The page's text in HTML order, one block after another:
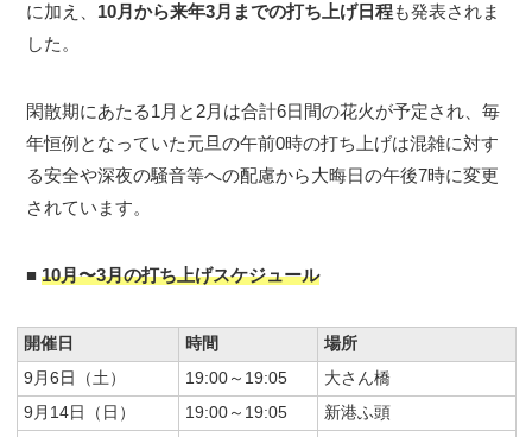
に加え、 10月から来年3月までの打ち上げ日程も発表されま
した。
閑散期にあたる1月と2月は合計6日間の花火が予定され、毎
年恒例となっていた元旦の午前0時の打ち上げは混雑に対す
る安全や深夜の騒音等への配慮から大晦日の午後7時に変更
されています。
■10月〜3月の打ち上げスケジュール
開催日 時間
場所
9月6日（土）
19:00～19:05
大さん橋
9月14日（日）
19:00～19:05 新港ふ頭